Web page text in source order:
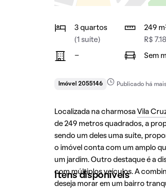
3 quartos
(1 suíte)
249
R$
- Sem
Imóvel 2055146 Publicado há
Localizada na charmosa Vila
de 249 metros quadrados, a
sendo um deles uma suíte,
o imóvel conta com um amplo
um jardim. Outro destaque é a
com múltiplos veículos. A
deseja morar em um bairro
Itens disponíveis